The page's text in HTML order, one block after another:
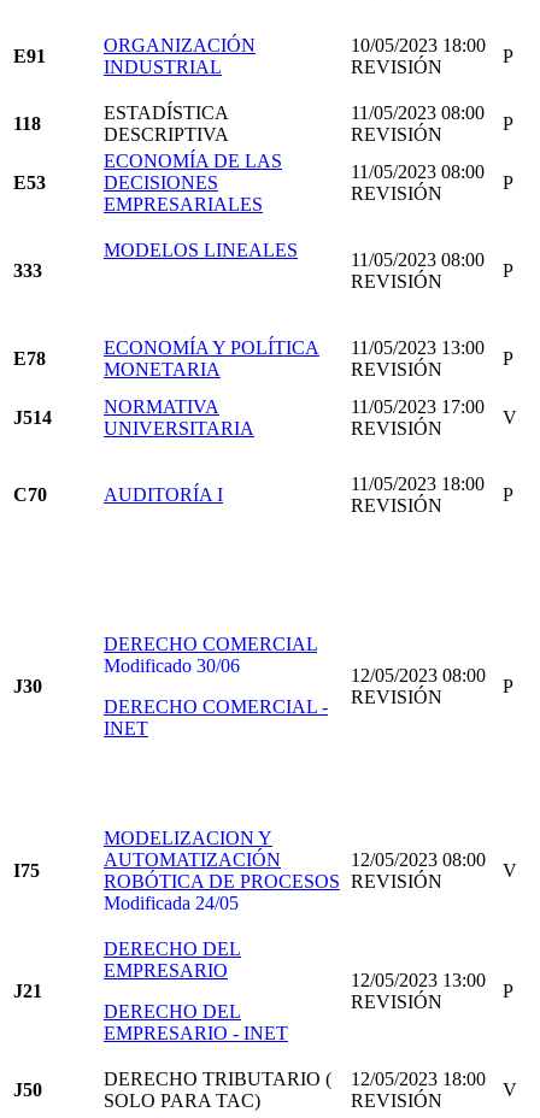
E91
ORGANIZACIÓN
INDUSTRIAL
10/05/2023 18:00
REVISIÓN
P
118
ESTADÍSTICA
DESCRIPTIVA
11/05/2023 08:00
REVISIÓN
P
E53
ECONOMÍA DE LAS
DECISIONES
EMPRESARIALES
11/05/2023 08:00
REVISIÓN
P
333
MODELOS LINEALES
11/05/2023 08:00
REVISIÓN
P
E78
ECONOMÍA Y POLÍTICA
MONETARIA
11/05/2023 13:00
REVISIÓN
P
J514
NORMATIVA
UNIVERSITARIA
11/05/2023 17:00
REVISIÓN
V
C70 AUDITORÍA I
11/05/2023 18:00
REVISIÓN
P
J30
DERECHO COMERCIAL
Modificado 30/06
DERECHO COMERCIAL -
INET
12/05/2023 08:00
REVISIÓN
P
I75
MODELIZACION Y
AUTOMATIZACIÓN
ROBÓTICA DE PROCESOS
Modificada 24/05
12/05/2023 08:00
REVISIÓN
V
J21
DERECHO DEL
EMPRESARIO
DERECHO DEL
EMPRESARIO - INET
12/05/2023 13:00
REVISIÓN
P
J50
DERECHO TRIBUTARIO (
SOLO PARA TAC)
12/05/2023 18:00
REVISIÓN
V